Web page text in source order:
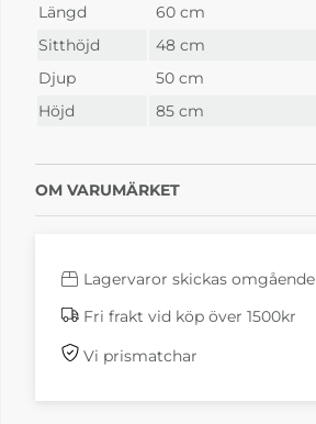
Längd
60 cm
Sitthöjd
48 cm
Djup
50 cm
Höjd
85 cm
OM VARUMÄRKET
Lagervaror skickas omgående
Fri frakt vid köp över 1500kr
Vi prismatchar